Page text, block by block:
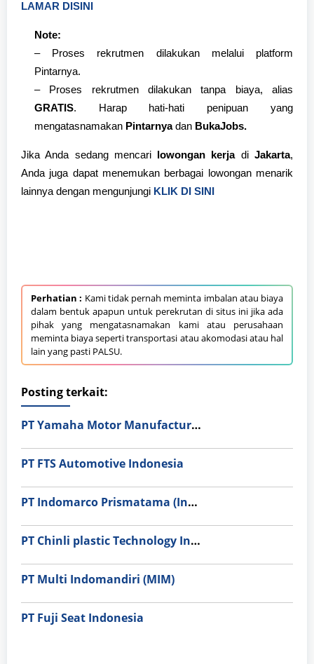
LAMAR DISINI
Note:
– Proses rekrutmen
dilakukan melalui platform
Pintarnya.
– Proses rekrutmen dilakukan tanpa biaya, alias
GRATIS. Harap hati-hati penipuan yang
mengatasnamakan PintarnyadanBukaJobs.
Jika Anda sedang mencari lowongan kerjadiJakarta,
Anda juga dapat menemukan berbagai lowongan menarik
lainnya dengan mengunjungi KLIK DI SINI
Perhatian : Kami tidak pernah meminta imbalan atau biaya
dalam bentuk apapun untuk perekrutan di situs ini jika ada
pihak yang mengatasnamakan kami atau perusahaan
meminta biaya seperti transportasi atau akomodasi atau hal
lain yang pasti PALSU.
Posting terkait:
PT Yamaha Motor Manufacturing
PT FTS Automotive Indonesia
PT Indomarco Prismatama (Indomaret Group)
PT Chinli plastic Technology Indonesia
PT Multi Indomandiri (MIM)
PT Fuji Seat Indonesia